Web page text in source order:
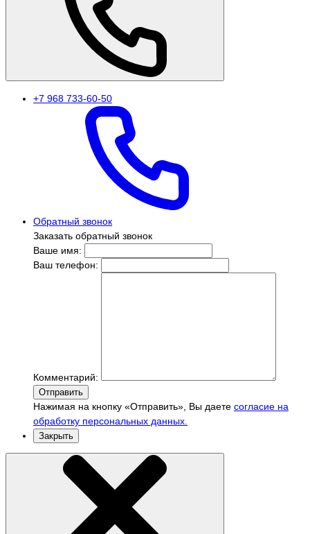
+7 968 733-60-50
Обратный звонок
Заказать обратный звонок
Ваше имя:
Ваш телефон:
Комментарий:
Отправить
Нажимая на кнопку «Отправить», Вы даете согласие на
обработку персональных данных.
Закрыть